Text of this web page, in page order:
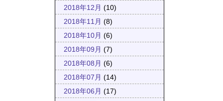
2018年12月 (10)
2018年11月 (8)
2018年10月 (6)
2018年09月 (7)
2018年08月 (6)
2018年07月 (14)
2018年06月 (17)